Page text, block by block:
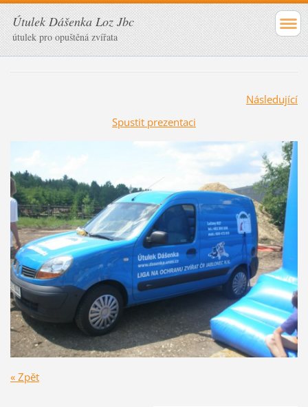
Útulek Dášenka Loz Jbc
útulek pro opuštěná zvířata
Následující
Spustit prezentaci
« Zpět